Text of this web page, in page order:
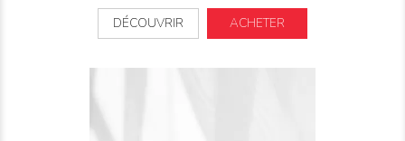
DÉCOUVRIR ACHETER